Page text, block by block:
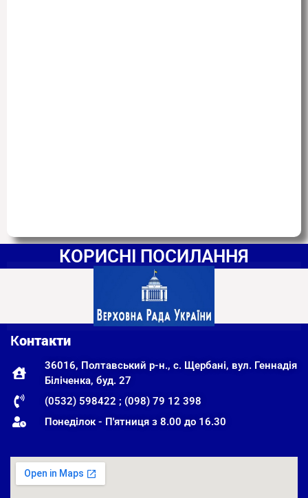
КОРИСНІ ПОСИЛАННЯ
Контакти
36016, Полтавський р-н., с. Щербані, вул. Геннадія
Біліченка, буд. 27
(0532) 598422 ; (098) 79 12 398
Понеділок - П'ятниця з 8.00 до 16.30